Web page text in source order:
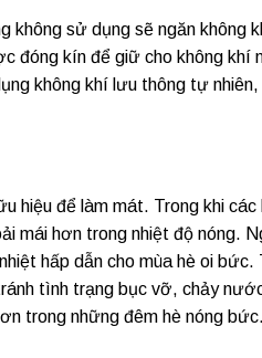
không sử dụng sẽ ngăn không
đóng kín để giữ cho không khí
không khí lưu thông tự nhiên,
hiệu để làm mát. Trong khi các
mái hơn trong nhiệt độ nóng.
hấp dẫn cho mùa hè oi bức.
tình trạng bục vỡ, chảy
trong những đêm hè nóng bức.